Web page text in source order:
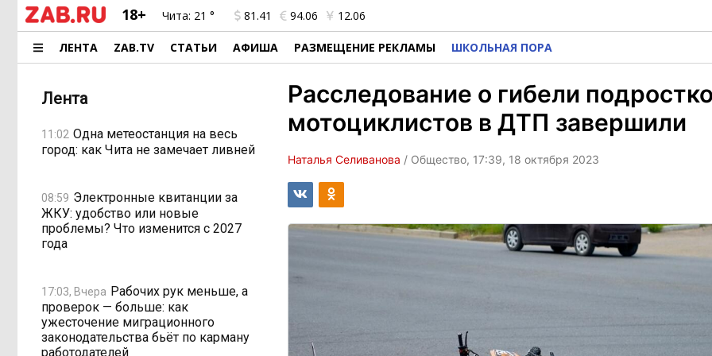
18+ Чита: 21 ° 81.41 94.06 12.06
ЛЕНТА ZAB.TV СТАТЬИ АФИША РАЗМЕЩЕНИЕ РЕКЛАМЫ ШКОЛЬНАЯ ПОРА
Лента
11:02 Одна метеостанция на весь
город: как Чита не замечает ливней
08:59 Электронные квитанции за
ЖКУ: удобство или новые
проблемы? Что изменится с 2027
года
17:03, Вчера Рабочих рук меньше, а
проверок — больше: как
ужесточение миграционного
законодательства бьёт по карману
работодателей
Расследование о гибели
мотоциклистов в ДТП завершили
Наталья Селиванова / Общество, 17:39, 18 октября 2023